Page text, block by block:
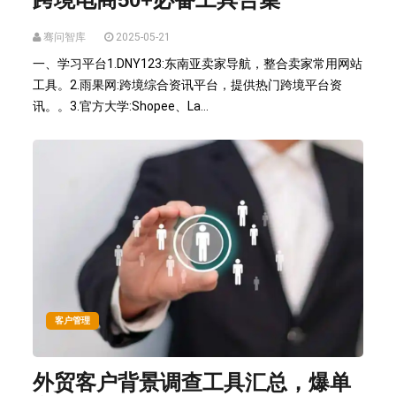
骞问智库 2025-05-21
一、学习平台1.DNY123:东南亚卖家导航，整合卖家常用网站
工具。2.雨果网:跨境综合资讯平台，提供热门跨境平台资
讯。。3.官方大学:Shopee、La...
客户管理
外贸客户背景调查工具汇总，爆单